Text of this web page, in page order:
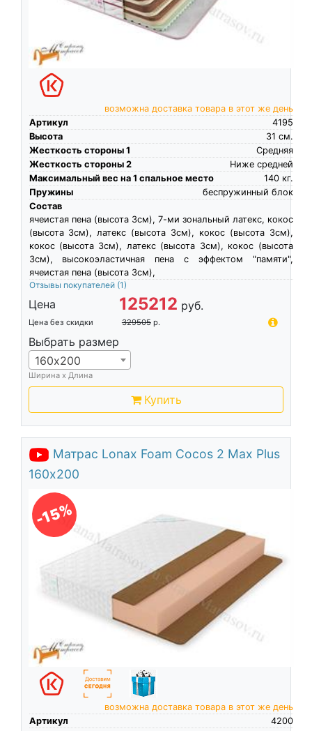
возможна доставка товара в этот же день
Артикул
4195
Высота
см.
31
Жесткость стороны 1
Средняя
Жесткость стороны 2
Ниже средней
Максимальный вес на 1 спальное место
кг.
140
Пружины
беспружинный блок
Состав
ячеистая пена (высота 3см), 7-ми зональный латекс, кокос
(высота 3см), латекс (высота 3см), кокос (высота 3см),
кокос (высота 3см), латекс (высота 3см), кокос (высота
3см), высокоэластичная пена c эффектом "памяти",
ячеистая пена (высота 3см),
Отзывы покупателей (1)
Цена 125212 руб.
Цена без скидки 329505 р.
Выбрать размер
160х200
Ширина х Длина
Купить
Матрас Lonax Foam Cocos 2 Max Plus
160х200
-15%
возможна доставка товара в этот же день
Артикул
4200